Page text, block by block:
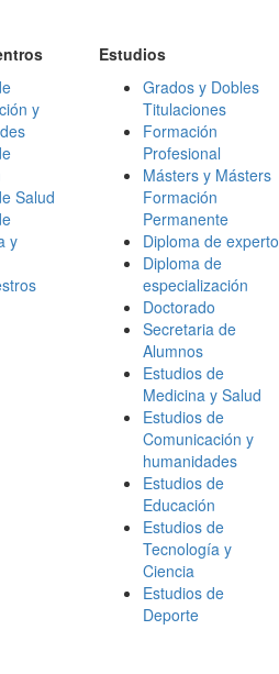
y
Salud
y
Estudios
Grados y Dobles
Titulaciones
Formación
Profesional
Másters y Másters
Formación
Permanente
Diploma de experto
Diploma de
especialización
Doctorado
Secretaria de
Alumnos
Estudios de
Medicina y Salud
Estudios de
Comunicación y
humanidades
Estudios de
Educación
Estudios de
Tecnología y
Ciencia
Estudios de
Deporte